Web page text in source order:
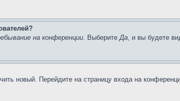
на конференции. ВыберитеДа, и вы будете
новый. Перейдите на страницу входа на